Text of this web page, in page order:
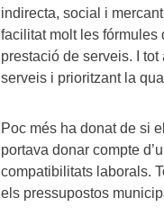
indirecta, social i
facilitat molt les
prestació de serveis. I
serveis i prioritzant la
Poc més ha donat de si
portava donar compte
compatibilitats laborals.
els pressupostos